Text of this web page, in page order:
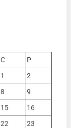
C
P
1
2
8
9
15
16
22
23